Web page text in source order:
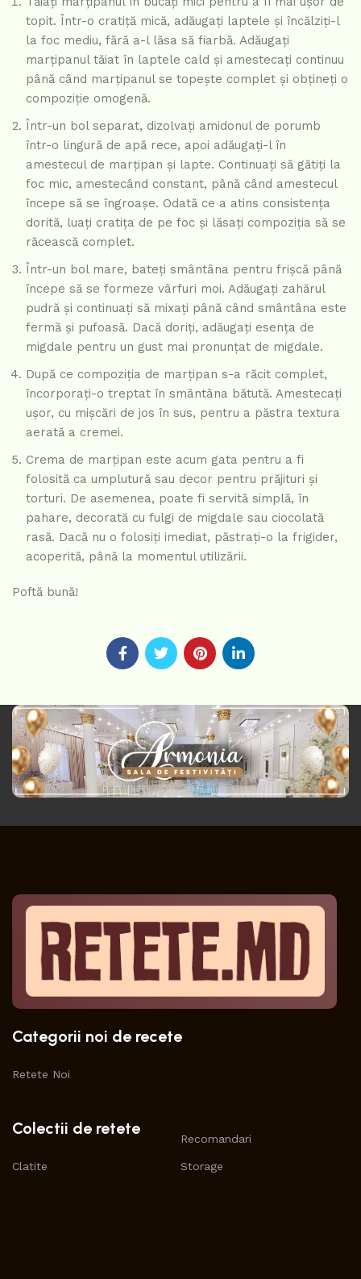
topit. Într-o cratiță mică, adăugați laptele și încălziți-l
la foc mediu, fără a-l lăsa să fiarbă. Adăugați
marțipanul tăiat în laptele cald și amestecați continuu
până când marțipanul se topește complet și obțineți o
compoziție omogenă.
Într-un bol separat, dizolvați amidonul de porumb
într-o lingură de apă rece, apoi adăugați-l în
amestecul de marțipan și lapte. Continuați să gătiți la
foc mic, amestecând constant, până când amestecul
începe să se îngroașe. Odată ce a atins consistența
dorită, luați cratița de pe foc și lăsați compoziția să se
răcească complet.
Într-un bol mare, bateți smântâna pentru frișcă până
începe să se formeze vârfuri moi. Adăugați zahărul
pudră și continuați să mixați până când smântâna este
fermă și pufoasă. Dacă doriți, adăugați esența de
migdale pentru un gust mai pronunțat de migdale.
După ce compoziția de marțipan s-a răcit complet,
încorporați-o treptat în smântâna bătută. Amestecați
ușor, cu mișcări de jos în sus, pentru a păstra textura
aerată a cremei.
Crema de marțipan este acum gata pentru a fi
folosită ca umplutură sau decor pentru prăjituri și
torturi. De asemenea, poate fi servită simplă, în
pahare, decorată cu fulgi de migdale sau ciocolată
rasă. Dacă nu o folosiți imediat, păstrați-o la frigider,
acoperită, până la momentul utilizării.
Poftă bună!
Categorii noi de recete
Retete Noi
Colectii de retete
Clatite
Recomandari
Storage